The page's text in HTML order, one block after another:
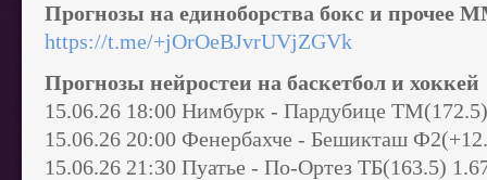
Прогнозы на единоборства бокс и прочее
https://t.me/+jOrOeBJvrUVjZGVk
Прогнозы нейростеи на баскетбол и хоккей
15.06.26 18:00 Нимбурк - Пардубице
15.06.26 20:00 Фенербахче - Бешикташ
15.06.26 21:30 Пуатье - По-Ортез ТБ(163.5)